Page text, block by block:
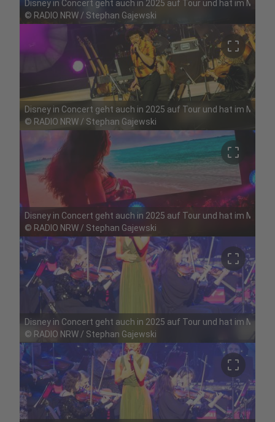
Disney in Concert geht auch in 2025 auf Tour und hat im Mai
© RADIO NRW / Stephan Gajewski
crop_free
Disney in Concert geht auch in 2025 auf Tour und hat im Mai
© RADIO NRW / Stephan Gajewski
crop_free
Disney in Concert geht auch in 2025 auf Tour und hat im Mai
© RADIO NRW / Stephan Gajewski
crop_free
Disney in Concert geht auch in 2025 auf Tour und hat im Mai
© RADIO NRW / Stephan Gajewski
crop_free